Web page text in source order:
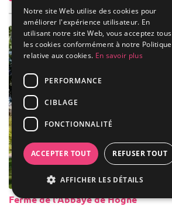
Ferme de l'Abbaye de Hogne
Notre site Web utilise des cookies pour
améliorer l'expérience utilisateur. En
utilisant notre site Web, vous acceptez tous
les cookies conformément à notre Politique
relative aux cookies. En savoir plus
PERFORMANCE
CIBLAGE
FONCTIONNALITÉ
ACCEPTER TOUT REFUSER TOUT
AFFICHER LES DÉTAILS